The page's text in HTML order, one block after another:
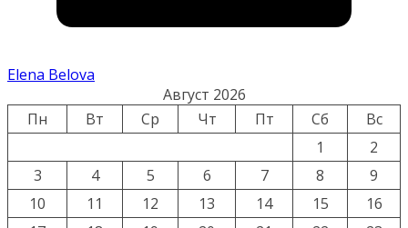
Elena Belova
Август 2026
Пн
Вт Ср Чт Пт Сб
Вс
1
2
3
4 5 6 7 8
9
10
11 12 13 14 15
16